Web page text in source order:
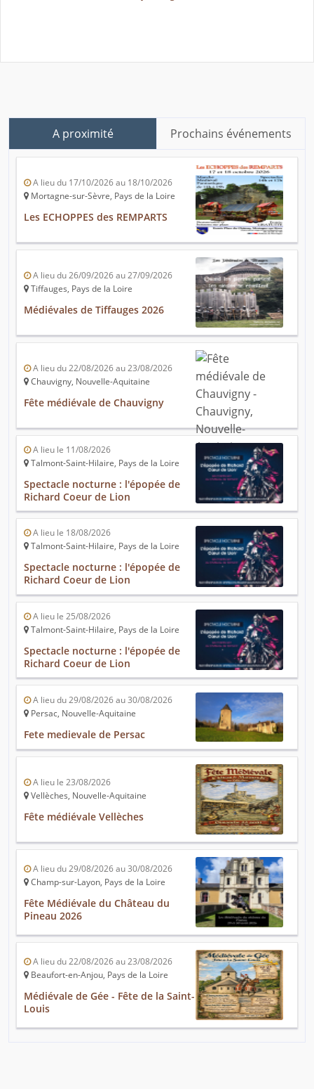
A proximité Prochains événements
A lieu du 17/10/2026 au 18/10/2026
Mortagne-sur-Sèvre, Pays de la Loire
Les ECHOPPES des REMPARTS
A lieu du 26/09/2026 au 27/09/2026
Tiffauges, Pays de la Loire
Médiévales de Tiffauges 2026
A lieu du 22/08/2026 au 23/08/2026
Chauvigny, Nouvelle-Aquitaine
Fête médiévale de Chauvigny
A lieu le 11/08/2026
Talmont-Saint-Hilaire, Pays de la Loire
Spectacle nocturne : l'épopée de
Richard Coeur de Lion
A lieu le 18/08/2026
Talmont-Saint-Hilaire, Pays de la Loire
Spectacle nocturne : l'épopée de
Richard Coeur de Lion
A lieu le 25/08/2026
Talmont-Saint-Hilaire, Pays de la Loire
Spectacle nocturne : l'épopée de
Richard Coeur de Lion
A lieu du 29/08/2026 au 30/08/2026
Persac, Nouvelle-Aquitaine
Fete medievale de Persac
A lieu le 23/08/2026
Vellèches, Nouvelle-Aquitaine
Fête médiévale Vellèches
A lieu du 29/08/2026 au 30/08/2026
Champ-sur-Layon, Pays de la Loire
Fête Médiévale du Château du
Pineau 2026
A lieu du 22/08/2026 au 23/08/2026
Beaufort-en-Anjou, Pays de la Loire
Médiévale de Gée - Fête de la Saint-
Louis